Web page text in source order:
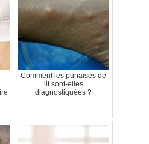
Comment les punaises de
lit sont-elles
diagnostiquées ?